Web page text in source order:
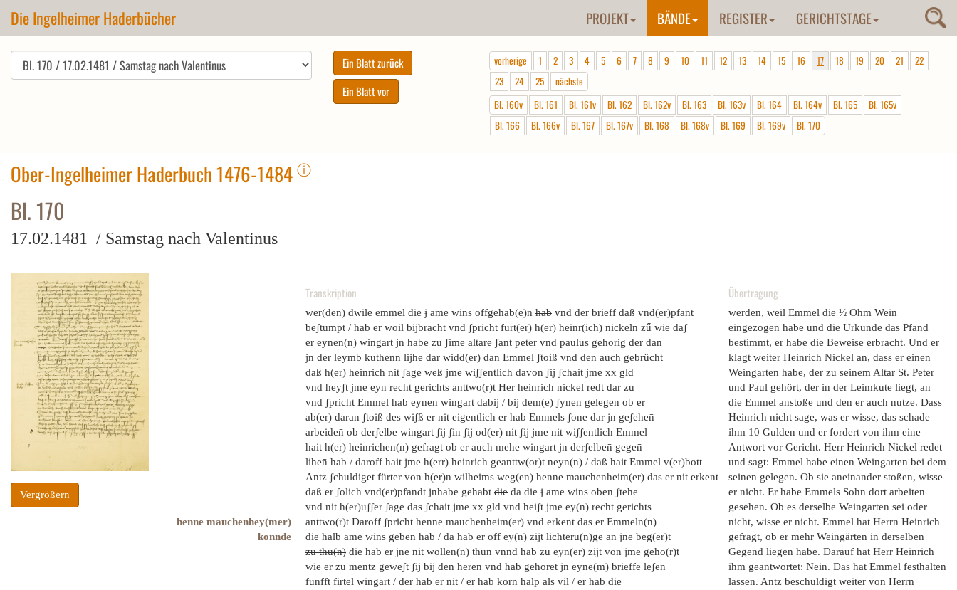
Die Ingelheimer Haderbücher PROJEKT BÄNDE REGISTER GERICHTSTAGE
vorherige 1 2 3 4 5 6 7 8 9 10 11 12 13 14 15 16 17 18 19 20 21
22
23
24 25
nächste
Bl. 160v
Bl. 161 Bl. 161v Bl. 162 Bl. 162v Bl. 163 Bl. 163v Bl. 164 Bl. 164v Bl. 165
Bl. 165v
Bl. 166
Bl. 166v Bl. 167 Bl. 167v Bl. 168 Bl. 168v Bl. 169 Bl. 169v Bl. 170
Ober-Ingelheimer Haderbuch 1476-1484 ⓘ
Bl. 170
17.02.1481 / Samstag nach Valentinus
Vergrößern
Transkription
wer(den) dwile emmel die ɉ ame wins offgehab(e)n hab vnd der brieff daß vnd(er)pfant
beʃtumpt / hab er woil bijbracht vnd ʃpricht furt(er) h(er) heinr(ich) nickeln zű wie daʃ
er eynen(n) wingart jn habe zu ʃime altare ʃant peter vnd paulus gehorig der dan
jn der leymb kuthenn lijhe dar widd(er) dan Emmel ʃtoiß vnd den auch gebrücht
daß h(er) heinrich nit ʃage weß jme wiʃʃentlich davon ʃij ʃchait jme xx gld
vnd heyʃt jme eyn recht gerichts anttwo(r)t Her heinrich nickel redt dar zu
vnd ʃpricht Emmel hab eynen wingart dabij / bij dem(e) ʃynen gelegen ob er
ab(er) daran ʃtoiß des wiʃß er nit eigentlich er hab Emmels ʃone dar jn geʃehen̄
arbeiden̄ ob derʃelbe wingart ʃij ʃin ʃij od(er) nit ʃij jme nit wiʃʃentlich Emmel
hait h(er) heinrichen(n) gefragt ob er auch mehe wingart jn derʃelben̄ gegen̄
lihen̄ hab / daroff hait jme h(err) heinrich geanttw(or)t neyn(n) / daß hait Emmel v(er)bott
Antz ʃchuldiget fürter von h(er)n wilheims weg(en) henne mauchenheim(er) das er nit erkent
daß er ʃolich vnd(er)pfandt jnhabe gehabt die da die ɉ ame wins oben ʃtehe
vnd nit h(er)uʃʃer ʃage das ʃchait jme xx gld vnd heiʃt jme ey(n) recht gerichts
henne mauchenhey(mer)
anttwo(r)t Daroff ʃpricht henne mauchenheim(er) vnd erkent das er Emmeln(n)
konnde
die halb ame wins geben̄ hab / da hab er off ey(n) zijt lichteru(n)ge an jne beg(er)t
zu thu(n) die hab er jne nit wollen(n) thun̄ vnnd hab zu eyn(er) zijt von̄ jme geho(r)t
wie er zu mentz geweʃt ʃij bij den̄ heren̄ vnd hab gehoret jn eyne(m) brieffe leʃen̄
funfft firtel wingart / der hab er nit / er hab korn halp als vil / er hab die
Übertragung
werden, weil Emmel die ½ Ohm Wein
eingezogen habe und die Urkunde das Pfand
bestimmt, er habe die Beweise erbracht. Und er
klagt weiter Heinrich Nickel an, dass er einen
Weingarten habe, der zu seinem Altar St. Peter
und Paul gehört, der in der Leimkute liegt, an
die Emmel anstoße und den er auch nutze. Dass
Heinrich nicht sage, was er wisse, das schade
ihm 10 Gulden und er fordert von ihm eine
Antwort vor Gericht. Herr Heinrich Nickel redet
und sagt: Emmel habe einen Weingarten bei dem
seinen gelegen. Ob sie aneinander stoßen, wisse
er nicht. Er habe Emmels Sohn dort arbeiten
gesehen. Ob es derselbe Weingarten sei oder
nicht, wisse er nicht. Emmel hat Herrn Heinrich
gefragt, ob er mehr Weingärten in derselben
Gegend liegen habe. Darauf hat Herr Heinrich
ihm geantwortet: Nein. Das hat Emmel festhalten
lassen. Antz beschuldigt weiter von Herrn